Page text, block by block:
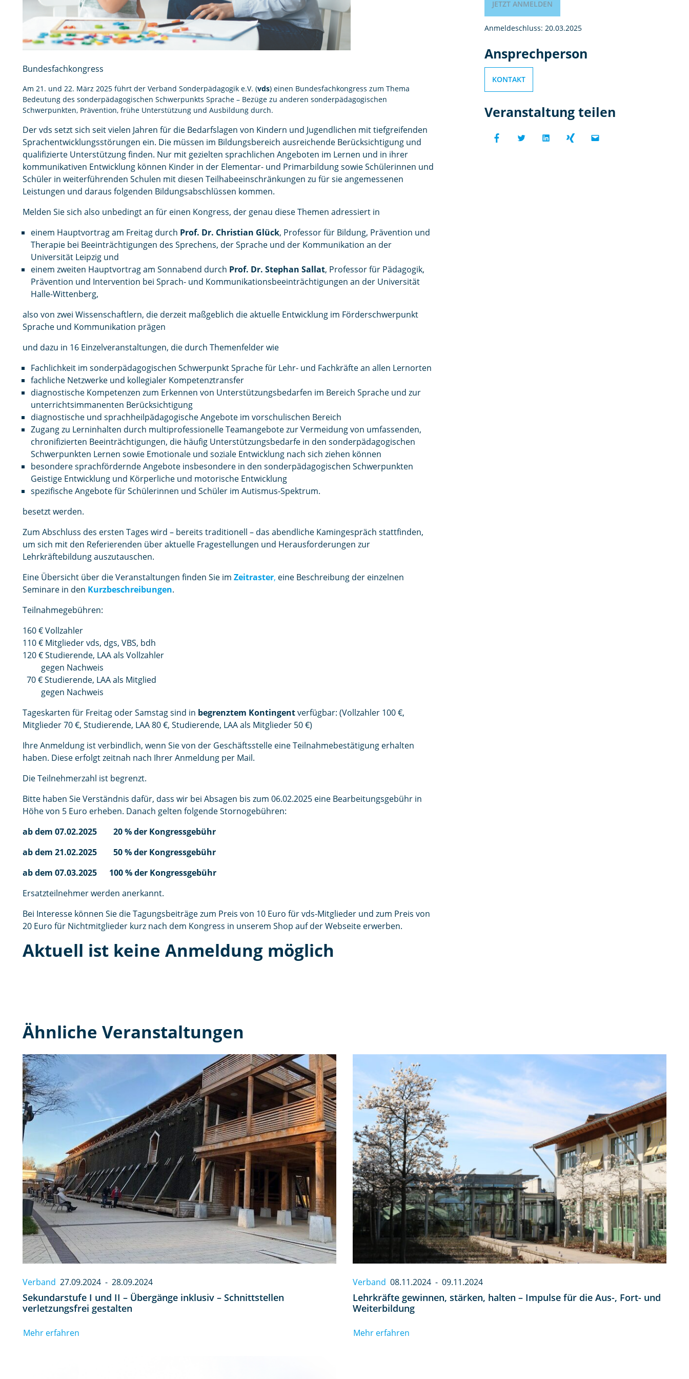
Bundesfachkongress
Am 21. und 22. März 2025 führt der Verband Sonderpädagogik e.V. (vds) einen Bundesfachkongress zum Thema
Bedeutung des sonderpädagogischen Schwerpunkts Sprache – Bezüge zu anderen sonderpädagogischen
Schwerpunkten, Prävention, frühe Unterstützung und Ausbildung durch.
Der vds setzt sich seit vielen Jahren für die Bedarfslagen von Kindern und Jugendlichen mit tiefgreifenden
Sprachentwicklungsstörungen ein. Die müssen im Bildungsbereich ausreichende Berücksichtigung und
qualifizierte Unterstützung finden. Nur mit gezielten sprachlichen Angeboten im Lernen und in ihrer
kommunikativen Entwicklung können Kinder in der Elementar- und Primarbildung sowie Schülerinnen und
Schüler in weiterführenden Schulen mit diesen Teilhabeeinschränkungen zu für sie angemessenen
Leistungen und daraus folgenden Bildungsabschlüssen kommen.
Melden Sie sich also unbedingt an für einen Kongress, der genau diese Themen adressiert in
einem Hauptvortrag am Freitag durch Prof. Dr. Christian Glück, Professor für Bildung, Prävention und
Therapie bei Beeinträchtigungen des Sprechens, der Sprache und der Kommunikation an der
Universität Leipzig und
einem zweiten Hauptvortrag am Sonnabend durch Prof. Dr. Stephan Sallat, Professor für Pädagogik,
Prävention und Intervention bei Sprach- und Kommunikationsbeeinträchtigungen an der Universität
Halle-Wittenberg,
also von zwei Wissenschaftlern, die derzeit maßgeblich die aktuelle Entwicklung im Förderschwerpunkt
Sprache und Kommunikation prägen
und dazu in 16 Einzelveranstaltungen, die durch Themenfelder wie
Fachlichkeit im sonderpädagogischen Schwerpunkt Sprache für Lehr- und Fachkräfte an allen Lernorten
fachliche Netzwerke und kollegialer Kompetenztransfer
diagnostische Kompetenzen zum Erkennen von Unterstützungsbedarfen im Bereich Sprache und zur
unterrichtsimmanenten Berücksichtigung
diagnostische und sprachheilpädagogische Angebote im vorschulischen Bereich
Zugang zu Lerninhalten durch multiprofessionelle Teamangebote zur Vermeidung von umfassenden,
chronifizierten Beeinträchtigungen, die häufig Unterstützungsbedarfe in den sonderpädagogischen
Schwerpunkten Lernen sowie Emotionale und soziale Entwicklung nach sich ziehen können
besondere sprachfördernde Angebote insbesondere in den sonderpädagogischen Schwerpunkten
Geistige Entwicklung und Körperliche und motorische Entwicklung
spezifische Angebote für Schülerinnen und Schüler im Autismus-Spektrum.
besetzt werden.
Zum Abschluss des ersten Tages wird – bereits traditionell – das abendliche Kamingespräch stattfinden,
um sich mit den Referierenden über aktuelle Fragestellungen und Herausforderungen zur
Lehrkräftebildung auszutauschen.
Eine Übersicht über die Veranstaltungen finden Sie im Zeitraster, eine Beschreibung der einzelnen
Seminare in den Kurzbeschreibungen.
Teilnahmegebühren:
160 € Vollzahler
110 € Mitglieder vds, dgs, VBS, bdh
120 € Studierende, LAA als Vollzahler
gegen Nachweis
70 € Studierende, LAA als Mitglied
gegen Nachweis
Tageskarten für Freitag oder Samstag sind in begrenztem Kontingentverfügbar: (Vollzahler 100 €,
Mitglieder 70 €, Studierende, LAA 80 €, Studierende, LAA als Mitglieder 50 €)
Ihre Anmeldung ist verbindlich, wenn Sie von der Geschäftsstelle eine Teilnahmebestätigung erhalten
haben. Diese erfolgt zeitnah nach Ihrer Anmeldung per Mail.
Die Teilnehmerzahl ist begrenzt.
Bitte haben Sie Verständnis dafür, dass wir bei Absagen bis zum 06.02.2025 eine Bearbeitungsgebühr in
Höhe von 5 Euro erheben. Danach gelten folgende Stornogebühren:
ab dem 07.02.2025 20 % der Kongressgebühr
ab dem 21.02.2025 50 % der Kongressgebühr
ab dem 07.03.2025 100 % der Kongressgebühr
Ersatzteilnehmer werden anerkannt.
Bei Interesse können Sie die Tagungsbeiträge zum Preis von 10 Euro für vds-Mitglieder und zum Preis von
20 Euro für Nichtmitglieder kurz nach dem Kongress in unserem Shop auf der Webseite erwerben.
Aktuell ist keine Anmeldung möglich
JETZT ANMELDEN
Anmeldeschluss: 20.03.2025
Ansprechperson
KONTAKT
Veranstaltung teilen
Ähnliche Veranstaltungen
Verband 27.09.2024 - 28.09.2024
Sekundarstufe I und II – Übergänge inklusiv – Schnittstellen
verletzungsfrei gestalten
Mehr erfahren
Verband 08.11.2024 - 09.11.2024
Lehrkräfte gewinnen, stärken, halten – Impulse für die Aus-, Fort- und
Weiterbildung
Mehr erfahren